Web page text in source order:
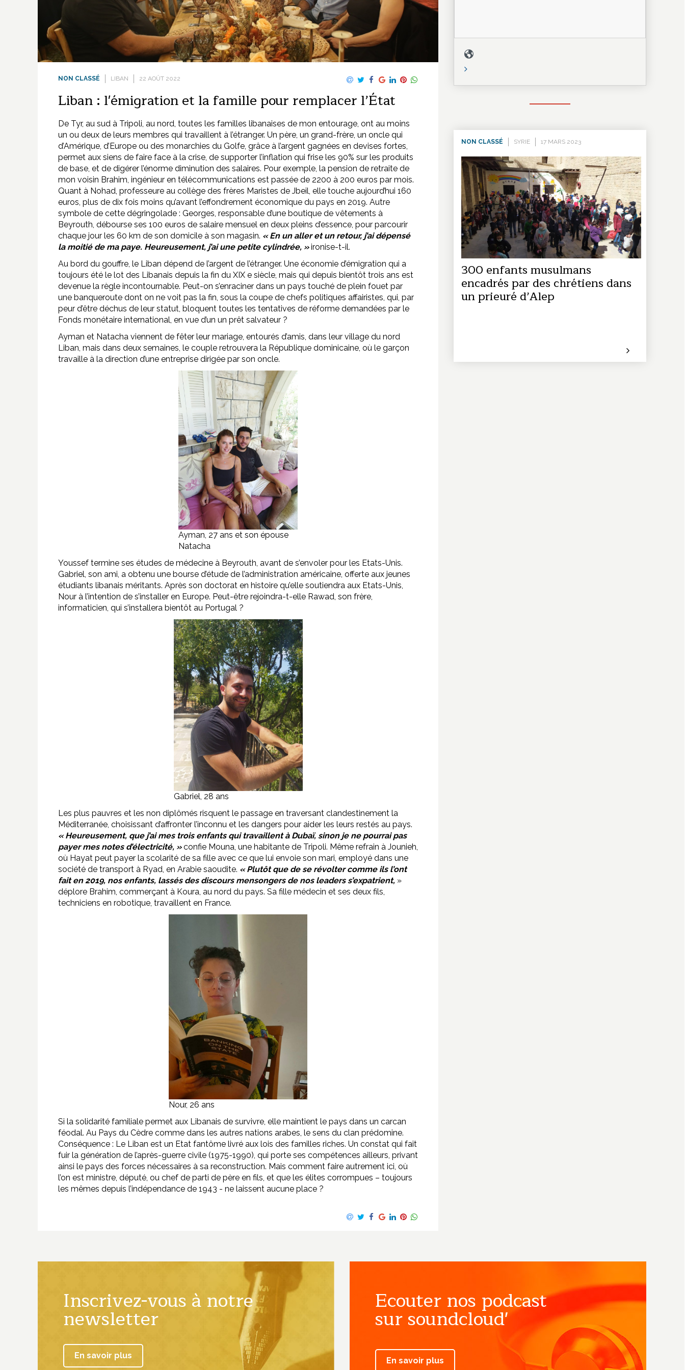
NON CLASSÉ LIBAN 22 AOÛT 2022
Liban : l'émigration et la famille pour remplacer l’État
De Tyr, au sud à Tripoli, au nord, toutes les familles libanaises de mon entourage, ont au moins
un ou deux de leurs membres qui travaillent à l’étranger. Un père, un grand-frère, un oncle qui
d’Amérique, d’Europe ou des monarchies du Golfe, grâce à l’argent gagnées en devises fortes,
permet aux siens de faire face à la crise, de supporter l’inflation qui frise les 90% sur les produits
de base, et de digérer l’énorme diminution des salaires. Pour exemple, la pension de retraite de
mon voisin Brahim, ingénieur en télécommunications est passée de 2200 à 200 euros par mois.
Quant à Nohad, professeure au collège des frères Maristes de Jbeil, elle touche aujourd’hui 160
euros, plus de dix fois moins qu’avant l’effondrement économique du pays en 2019. Autre
symbole de cette dégringolade : Georges, responsable d’une boutique de vêtements à
Beyrouth, débourse ses 100 euros de salaire mensuel en deux pleins d’essence, pour parcourir
chaque jour les 60 km de son domicile à son magasin. « En un aller et un retour, j’ai dépensé
la moitié de ma paye. Heureusement, j’ai une petite cylindrée, »ironise-t-il.
Au bord du gouffre, le Liban dépend de l’argent de l’étranger. Une économie d’émigration qui a
toujours été le lot des Libanais depuis la fin du XIX e siècle, mais qui depuis bientôt trois ans est
devenue la règle incontournable. Peut-on s’enraciner dans un pays touché de plein fouet par
une banqueroute dont on ne voit pas la fin, sous la coupe de chefs politiques affairistes, qui, par
peur d’être déchus de leur statut, bloquent toutes les tentatives de réforme demandées par le
Fonds monétaire international, en vue d’un un prêt salvateur ?
Ayman et Natacha viennent de fêter leur mariage, entourés d’amis, dans leur village du nord
Liban, mais dans deux semaines, le couple retrouvera la République dominicaine, où le garçon
travaille à la direction d’une entreprise dirigée par son oncle.
Ayman, 27 ans et son épouse
Natacha
Youssef termine ses études de médecine à Beyrouth, avant de s’envoler pour les Etats-Unis.
Gabriel, son ami, a obtenu une bourse d’étude de l’administration américaine, offerte aux jeunes
étudiants libanais méritants. Après son doctorat en histoire qu’elle soutiendra aux Etats-Unis,
Nour à l’intention de s’installer en Europe. Peut-être rejoindra-t-elle Rawad, son frère,
informaticien, qui s’installera bientôt au Portugal ?
Gabriel, 28 ans
Les plus pauvres et les non diplômés risquent le passage en traversant clandestinement la
Méditerranée, choisissant d’affronter l’inconnu et les dangers pour aider les leurs restés au pays.
« Heureusement, que j’ai mes trois enfants qui travaillent à Dubaï, sinon je ne pourrai pas
payer mes notes d’électricité, »confie Mouna, une habitante de Tripoli. Même refrain à Jounieh,
où Hayat peut payer la scolarité de sa fille avec ce que lui envoie son mari, employé dans une
société de transport à Ryad, en Arabie saoudite. « Plutôt que de se révolter comme ils l’ont
fait en 2019, nos enfants, lassés des discours mensongers de nos leaders s’expatrient, »
déplore Brahim, commerçant à Koura, au nord du pays. Sa fille médecin et ses deux fils,
techniciens en robotique, travaillent en France.
Nour, 26 ans
Si la solidarité familiale permet aux Libanais de survivre, elle maintient le pays dans un carcan
féodal. Au Pays du Cèdre comme dans les autres nations arabes, le sens du clan prédomine.
Conséquence : Le Liban est un Etat fantôme livré aux lois des familles riches. Un constat qui fait
fuir la génération de l’après-guerre civile (1975-1990), qui porte ses compétences ailleurs, privant
ainsi le pays des forces nécessaires à sa reconstruction. Mais comment faire autrement ici, où
l’on est ministre, député, ou chef de parti de père en fils, et que les élites corrompues – toujours
les mêmes depuis l’indépendance de 1943 - ne laissent aucune place ?
NON CLASSÉ SYRIE 17 MARS 2023
300 enfants musulmans
encadrés par des chrétiens dans
un prieuré d’Alep
Inscrivez-vous à notre
newsletter
En savoir plus
Ecouter nos podcast
sur soundcloud'
En savoir plus